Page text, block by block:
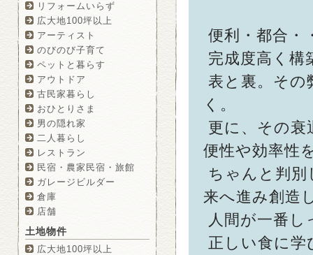
便利・都合・
完成度高く構
表と裏。その
く。
更に、その衰
便性や効率性
ちゃんと判
来へ進み創造
人間が一番
正しい食に学
リフォームいらず
広大地100坪以上
アーティスト
のびのび子育て
ペットと暮らす
アウトドア
古民家暮らし
おひとりさま
男の隠れ家
二人暮らし
レストラン
民宿・農家民宿・旅館
ガレージビルダー
倉庫
店舗
土地物件
広大地100坪以上